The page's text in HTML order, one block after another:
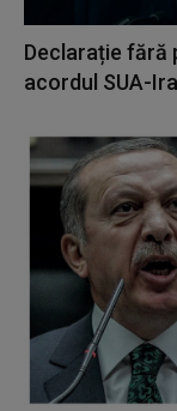
Declarație fără
acordul SUA-